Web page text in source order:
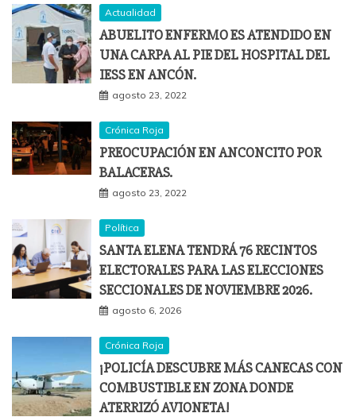
Actualidad
ABUELITO ENFERMO ES ATENDIDO EN
UNA CARPA AL PIE DEL HOSPITAL DEL
IESS EN ANCÓN.
agosto 23, 2022
Crónica Roja
PREOCUPACIÓN EN ANCONCITO POR
BALACERAS.
agosto 23, 2022
Política
SANTA ELENA TENDRÁ 76 RECINTOS
ELECTORALES PARA LAS ELECCIONES
SECCIONALES DE NOVIEMBRE 2026.
agosto 6, 2026
Crónica Roja
¡POLICÍA DESCUBRE MÁS CANECAS CON
COMBUSTIBLE EN ZONA DONDE
ATERRIZÓ AVIONETA!